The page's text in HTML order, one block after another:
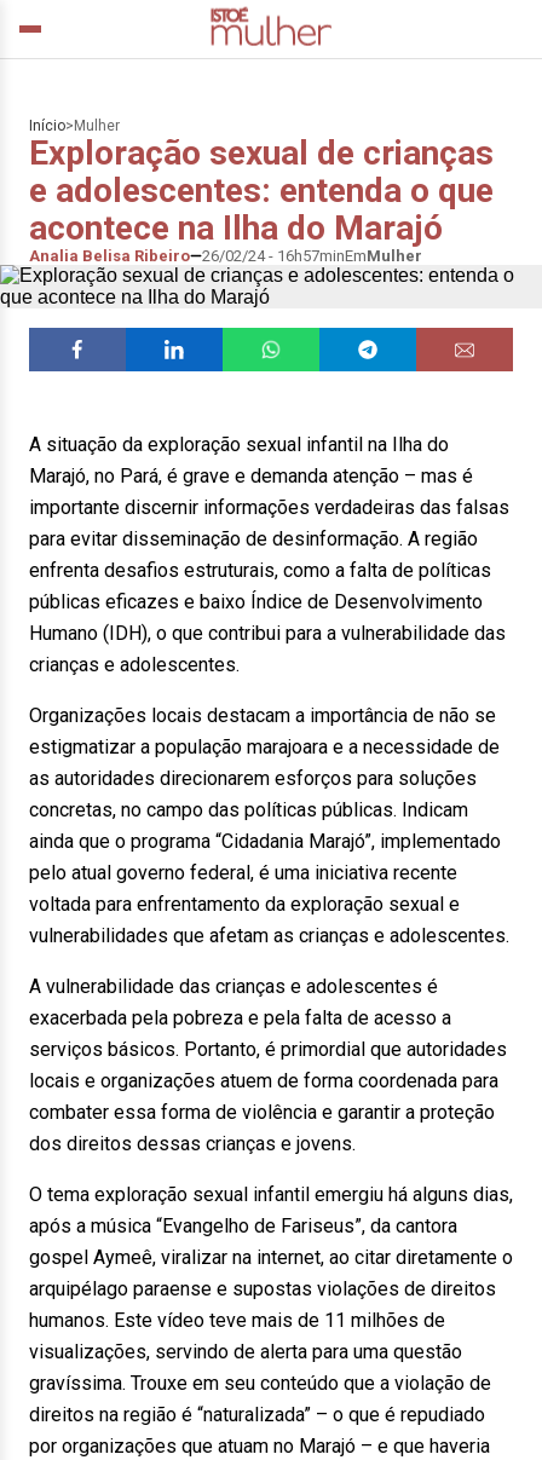
Início> Mulher
Exploração sexual de crianças
e adolescentes: entenda o que
acontece na Ilha do Marajó
Analia Belisa Ribeiro 26/02/24 - 16h57minEmMulher
A situação da exploração sexual infantil na Ilha do
Marajó, no Pará, é grave e demanda atenção – mas é
importante discernir informações verdadeiras das falsas
para evitar disseminação de desinformação. A região
enfrenta desafios estruturais, como a falta de políticas
públicas eficazes e baixo Índice de Desenvolvimento
Humano (IDH), o que contribui para a vulnerabilidade das
crianças e adolescentes.
Organizações locais destacam a importância de não se
estigmatizar a população marajoara e a necessidade de
as autoridades direcionarem esforços para soluções
concretas, no campo das políticas públicas. Indicam
ainda que o programa “Cidadania Marajó”, implementado
pelo atual governo federal, é uma iniciativa recente
voltada para enfrentamento da exploração sexual e
vulnerabilidades que afetam as crianças e adolescentes.
A vulnerabilidade das crianças e adolescentes é
exacerbada pela pobreza e pela falta de acesso a
serviços básicos. Portanto, é primordial que autoridades
locais e organizações atuem de forma coordenada para
combater essa forma de violência e garantir a proteção
dos direitos dessas crianças e jovens.
O tema exploração sexual infantil emergiu há alguns dias,
após a música “Evangelho de Fariseus”, da cantora
gospel Aymeê, viralizar na internet, ao citar diretamente o
arquipélago paraense e supostas violações de direitos
humanos. Este vídeo teve mais de 11 milhões de
visualizações, servindo de alerta para uma questão
gravíssima. Trouxe em seu conteúdo que a violação de
direitos na região é “naturalizada” – o que é repudiado
por organizações que atuam no Marajó – e que haveria